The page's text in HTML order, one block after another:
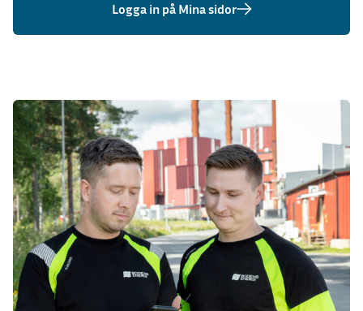
Logga in på Mina sidor